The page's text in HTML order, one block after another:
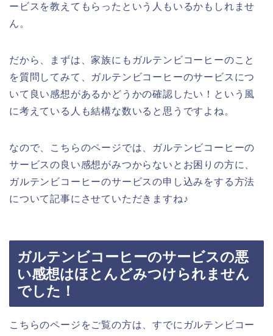
ービスを教えてもらったという人もいるかもしれませ
ん。
だから、まずは、家族にもガルテンビコーヒーのこと
を質問してみて、ガルテンビコーヒーのサービスにつ
いて良い感想があるかどうかの確認したい！という風
に考えている人も結構な数いると思うですよね。
なので、こちらのページでは、ガルテンビコーヒーの
サービスの良い感想がみつからないとお困りの方に、
ガルテンビコーヒーのサービスの申し込みをする方法
について記事にさせていただきますね♪
ガルテンビコーヒーのサービスの悪
い感想はほとんどみつけられません
でした！
こちらのページをご覧の方は、すでにガルテンビコー